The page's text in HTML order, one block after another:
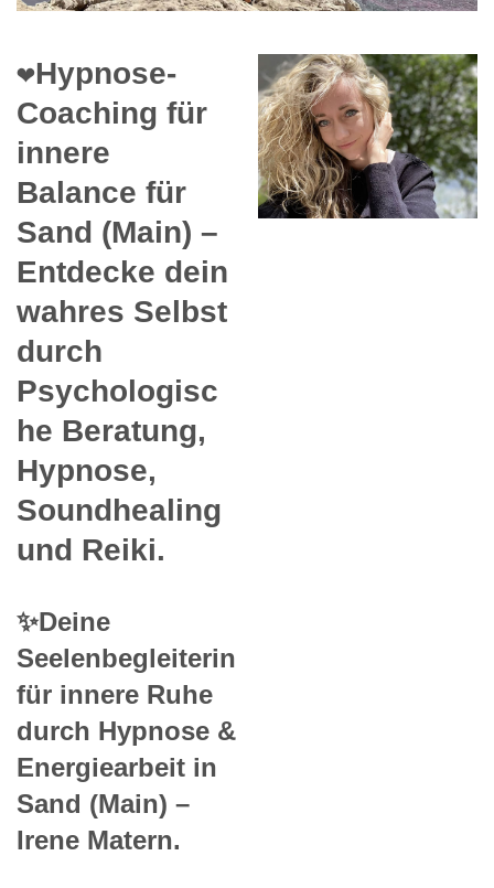
❤️Hypnose-
Coaching für
innere
Balance für
Sand (Main) –
Entdecke dein
wahres Selbst
durch
Psychologisc
he Beratung,
Hypnose,
Soundhealing
und Reiki.
✨Deine
Seelenbegleiterin
für innere Ruhe
durch Hypnose &
Energiearbeit in
Sand (Main) –
Irene Matern.